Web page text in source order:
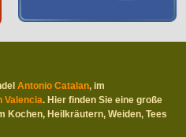
Antonio Catalan, im
Valencia. Hier finden Sie eine große
Kochen, Heilkräutern, Weiden, Tees